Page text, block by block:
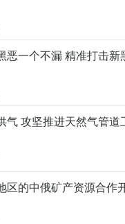
恶一个不漏 精准打击新
气 攻坚推进天然气管道
区的中俄矿产资源合作